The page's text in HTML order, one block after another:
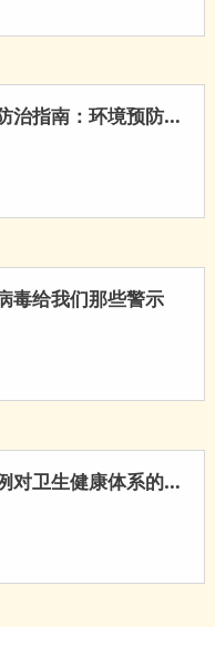
2026年江南梅雨期白蚁防治指南：环境预防与科学灭治
毒给我们那些警示
2026年游轮波坦病毒病例对卫生健康体系的多重启示